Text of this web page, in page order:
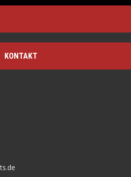
KONTAKT